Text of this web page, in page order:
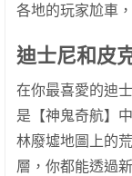
各地的玩家尬車
迪士尼和皮
在你最喜愛的迪
是【神鬼奇航】
林廢墟地圖上的
層，你都能透過